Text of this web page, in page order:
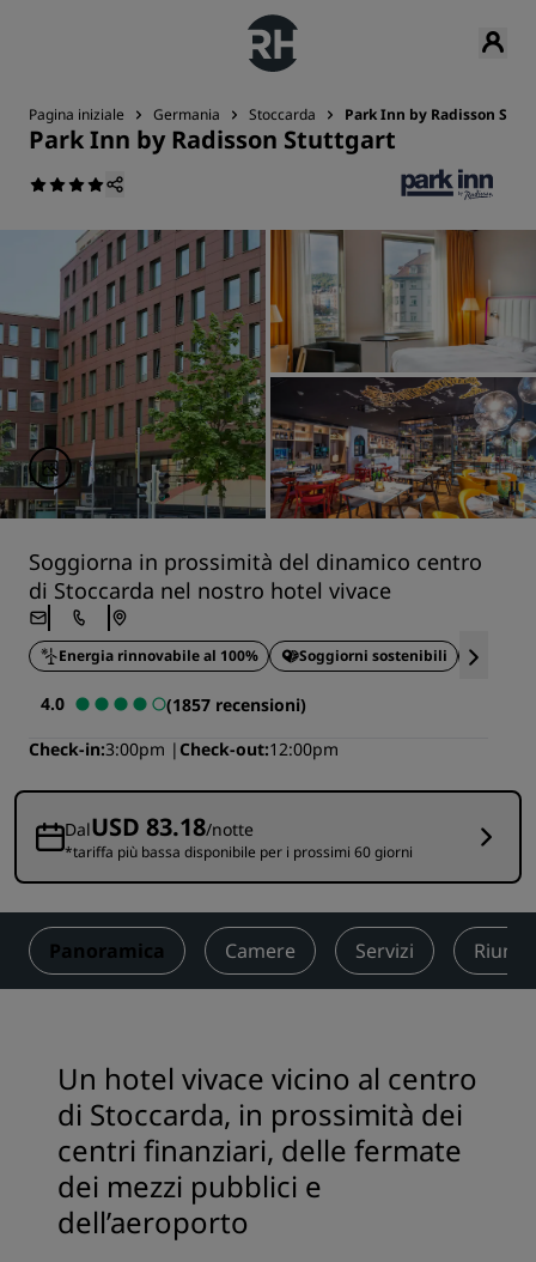
Pagina iniziale Germania Stoccarda Park Inn by Radisson
Park Inn by Radisson Stuttgart
Soggiorna in prossimità del dinamico centro
di Stoccarda nel nostro hotel vivace
Energia rinnovabile al 100% Soggiorni sostenibili
4.0
(1857 recensioni)
Check-in 3:00pm Check-out 12:00pm
DalUSD 83.18/notte
*tariffa più bassa disponibile per i prossimi 60 giorni
Panoramica Camere Servizi
Un hotel vivace vicino al centro
di Stoccarda, in prossimità dei
centri finanziari, delle fermate
dei mezzi pubblici e
dell’aeroporto